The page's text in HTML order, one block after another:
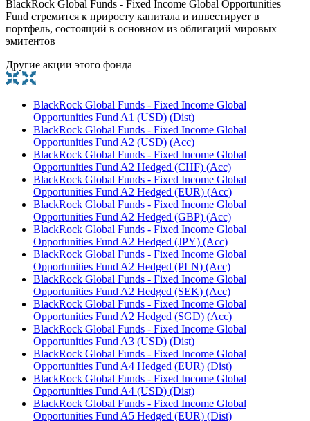
BlackRock Global Funds - Fixed Income Global Opportunities
Fund стремится к приросту капитала и инвестирует в
портфель, состоящий в основном из облигаций мировых
эмитентов
Другие акции этого фонда
BlackRock Global Funds - Fixed Income Global
Opportunities Fund A1 (USD) (Dist)
BlackRock Global Funds - Fixed Income Global
Opportunities Fund A2 (USD) (Acc)
BlackRock Global Funds - Fixed Income Global
Opportunities Fund A2 Hedged (CHF) (Acc)
BlackRock Global Funds - Fixed Income Global
Opportunities Fund A2 Hedged (EUR) (Acc)
BlackRock Global Funds - Fixed Income Global
Opportunities Fund A2 Hedged (GBP) (Acc)
BlackRock Global Funds - Fixed Income Global
Opportunities Fund A2 Hedged (JPY) (Acc)
BlackRock Global Funds - Fixed Income Global
Opportunities Fund A2 Hedged (PLN) (Acc)
BlackRock Global Funds - Fixed Income Global
Opportunities Fund A2 Hedged (SEK) (Acc)
BlackRock Global Funds - Fixed Income Global
Opportunities Fund A2 Hedged (SGD) (Acc)
BlackRock Global Funds - Fixed Income Global
Opportunities Fund A3 (USD) (Dist)
BlackRock Global Funds - Fixed Income Global
Opportunities Fund A4 Hedged (EUR) (Dist)
BlackRock Global Funds - Fixed Income Global
Opportunities Fund A4 (USD) (Dist)
BlackRock Global Funds - Fixed Income Global
Opportunities Fund A5 Hedged (EUR) (Dist)